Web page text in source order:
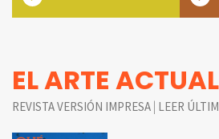
EL ARTE ACTUAL
REVISTA VERSIÓN IMPRESA | LEER